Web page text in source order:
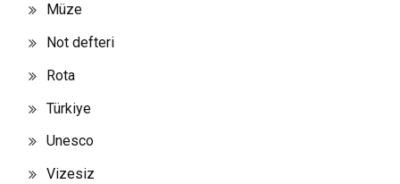
Müze
Not defteri
Rota
Türkiye
Unesco
Vizesiz